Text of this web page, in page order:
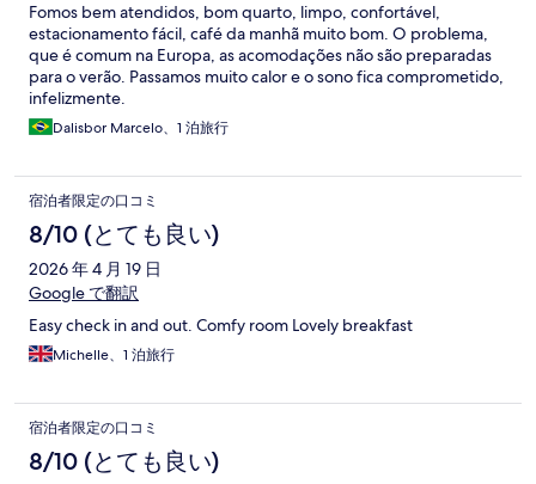
Fomos bem atendidos, bom quarto, limpo, confortável,
estacionamento fácil, café da manhã muito bom. O problema,
que é comum na Europa, as acomodações não são preparadas
para o verão. Passamos muito calor e o sono fica comprometido,
infelizmente.
Dalisbor Marcelo、1 泊旅行
宿泊者限定の口コミ
8/10 (とても良い)
2026 年 4 月 19 日
Google で翻訳
Easy check in and out. Comfy room Lovely breakfast
Michelle、1 泊旅行
宿泊者限定の口コミ
8/10 (とても良い)